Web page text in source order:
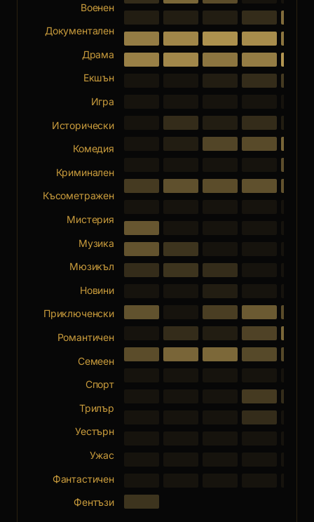
Военен
Документален
Драма
Екшън
Игра
Исторически
Комедия
Криминален
Късометражен
Мистерия
Музика
Мюзикъл
Новини
Приключенски
Романтичен
Семеен
Спорт
Трилър
Уестърн
Ужас
Фантастичен
Фентъзи